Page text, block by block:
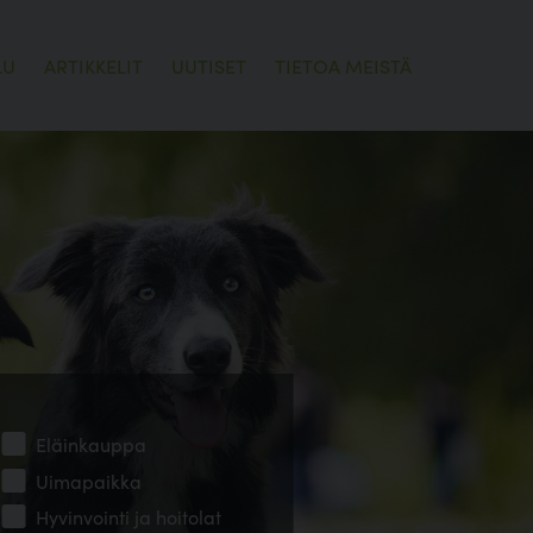
ARTIKKELIT UUTISET TIETOA MEISTÄ
Eläinkauppa
Uimapaikka
Hyvinvointi ja hoitolat